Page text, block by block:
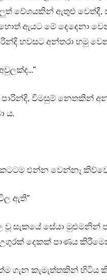
වේශයකින් ඇතුළු
ඇයට මේ දෙදෙනා
හවසට අන්තරා හමු
විමසුම් නෙතකින්
ය.
කටටම එන්න වෙන්නෑ
ඇති”
වූ සැකයේ සේයා මුළුමනින්
දෙකක් පාණය
ගැන කැමැත්තකින් හිටිය